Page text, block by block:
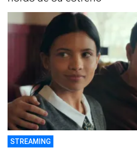
STREAMING